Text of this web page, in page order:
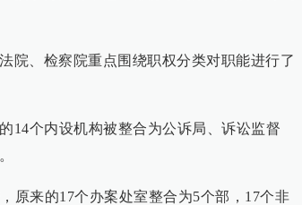
院、检察院重点围绕职权分类对职能进行了
14个内设机构被整合为公诉局、诉讼监督
原来的17个办案处室整合为5个部，17个非